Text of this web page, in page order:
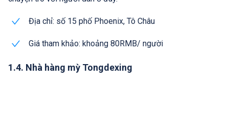
Địa chỉ: số 15 phố Phoenix, Tô Châu
Giá tham khảo: khoảng 80RMB/ người
1.4. Nhà hàng mỳ Tongdexing